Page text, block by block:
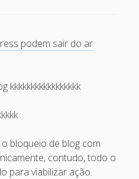
podem sair do ar
kkkkkkkkkkkkkkkkk
bloqueio de blog com
contudo, todo o
para viabilizar ação.